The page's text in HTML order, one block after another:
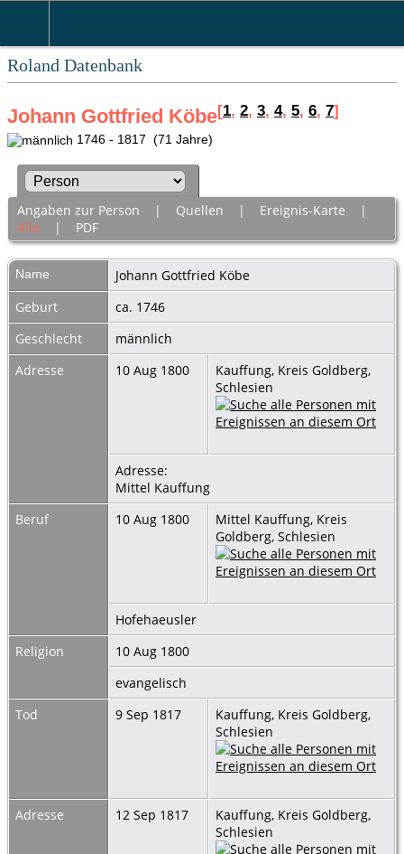
Roland Datenbank
Johann Gottfried Köbe[1, 2, 3, 4, 5, 6, 7]
1746 - 1817 (71 Jahre)
Angaben zur Person | Quellen | Ereignis-Karte |
Alle | PDF
Name Johann Gottfried Köbe
Geburt
ca. 1746
Geschlecht
männlich
Adresse
10 Aug 1800
Kauffung, Kreis Goldberg,
Schlesien
Adresse:
Mittel Kauffung
Beruf
10 Aug 1800
Mittel Kauffung, Kreis
Goldberg, Schlesien
Hofehaeusler
Religion
10 Aug 1800
evangelisch
Tod
9 Sep 1817
Kauffung, Kreis Goldberg,
Schlesien
Adresse 12 Sep 1817
Kauffung, Kreis Goldberg,
Schlesien